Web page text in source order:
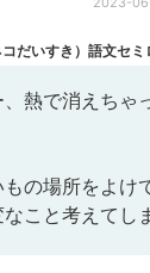
だいすき）語文セミ
、熱で消えちゃ
もの場所をよけ
こと考えてし